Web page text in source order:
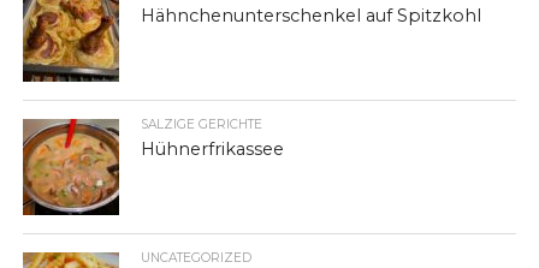
Hähnchenunterschenkel auf Spitzkohl
SALZIGE GERICHTE
Hühnerfrikassee
UNCATEGORIZED